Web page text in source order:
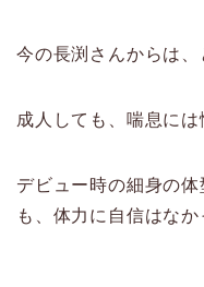
今の長渕さんからは、
成人しても、喘息には
デビュー時の細身の
も、体力に自信はな